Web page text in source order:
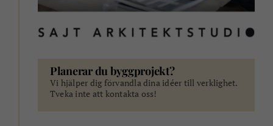
Planerar du byggprojekt?
Vi hjälper dig förvandla dina idéer till verklighet.
Tveka inte att kontakta oss!